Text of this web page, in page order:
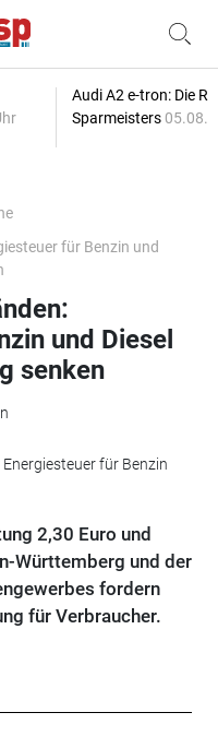
Audi A2 e-tron: Die
Sparmeisters
für Benzin und
und Diesel
senken
für Benzin
2,30 Euro und
Württemberg und der
fordern
für Verbraucher.